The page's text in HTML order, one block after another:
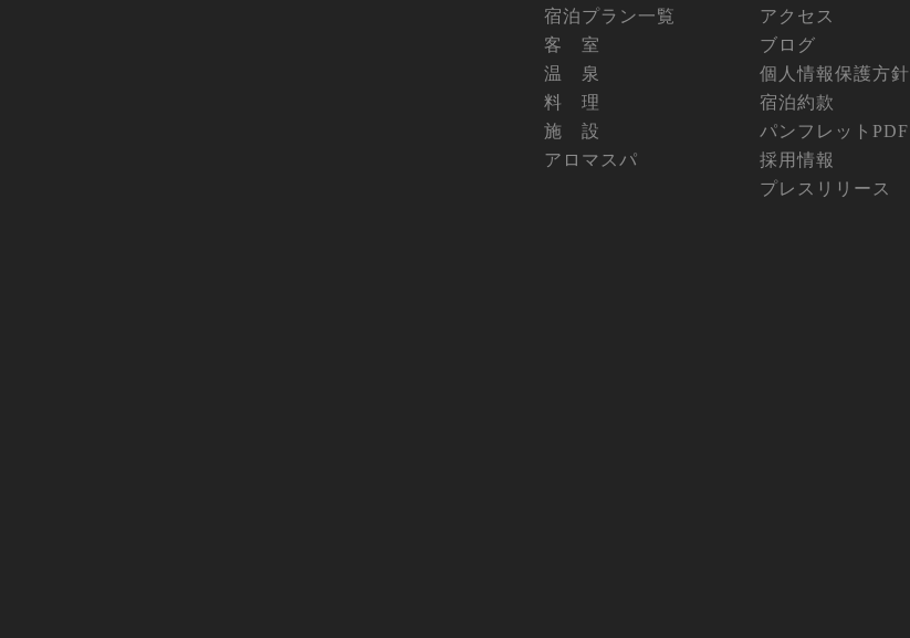
宿泊プラン一覧
客 室
温 泉
料 理
施 設
アロマスパ
アクセス
ブログ
個人情報保護方針
宿泊約款
パンフレットPDF
採用情報
プレスリリース